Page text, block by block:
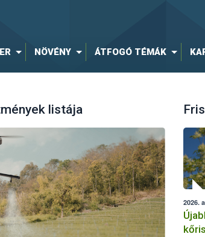
NÖVÉNY ÁTFOGÓ TÉMÁK
listája
2026.